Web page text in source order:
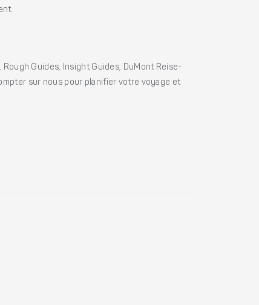
Guides, Insight Guides, DuMont Reise-
sur nous pour planifier votre voyage et